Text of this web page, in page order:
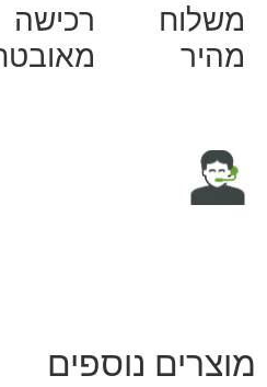
משלוח
מהיר
רכישה
מוצרים נוספים